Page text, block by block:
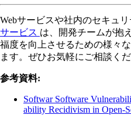
Webサービスや社内のセキュ
サービス は、開発チームが抱
福度を向上させるための様々
ます。ぜひお気軽にご相談くだ
参考資料:
Softwar Software
ability Recidivism in Open-